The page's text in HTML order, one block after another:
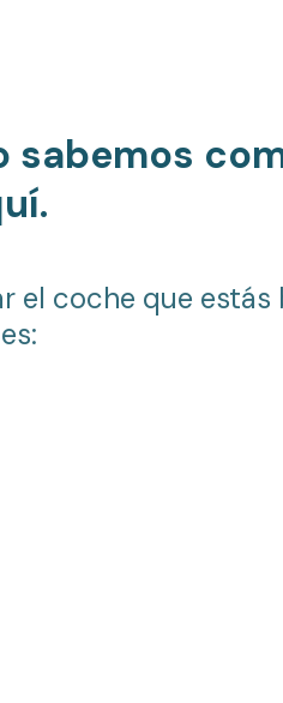
sabemos
el coche que estás